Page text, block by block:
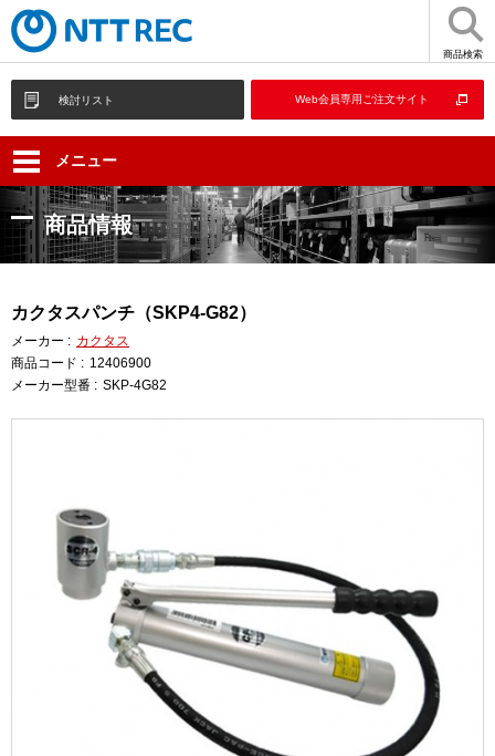
商品検索
検討リスト Web会員専用ご注文サイト
メニュー
商品情報
カクタスパンチ（SKP4-G82）
メーカー : カクタス
商品コード : 12406900
メーカー型番 : SKP-4G82